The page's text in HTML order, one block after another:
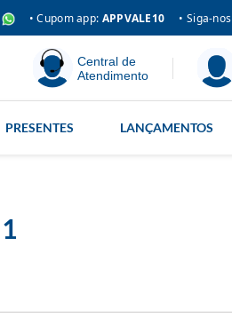
• Cupom app: APPVALE10 • Siga-nos
Central de
Atendimento
PRESENTES LANÇAMENTOS